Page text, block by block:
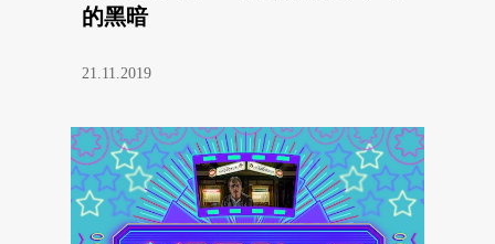
的黑暗
21.11.2019